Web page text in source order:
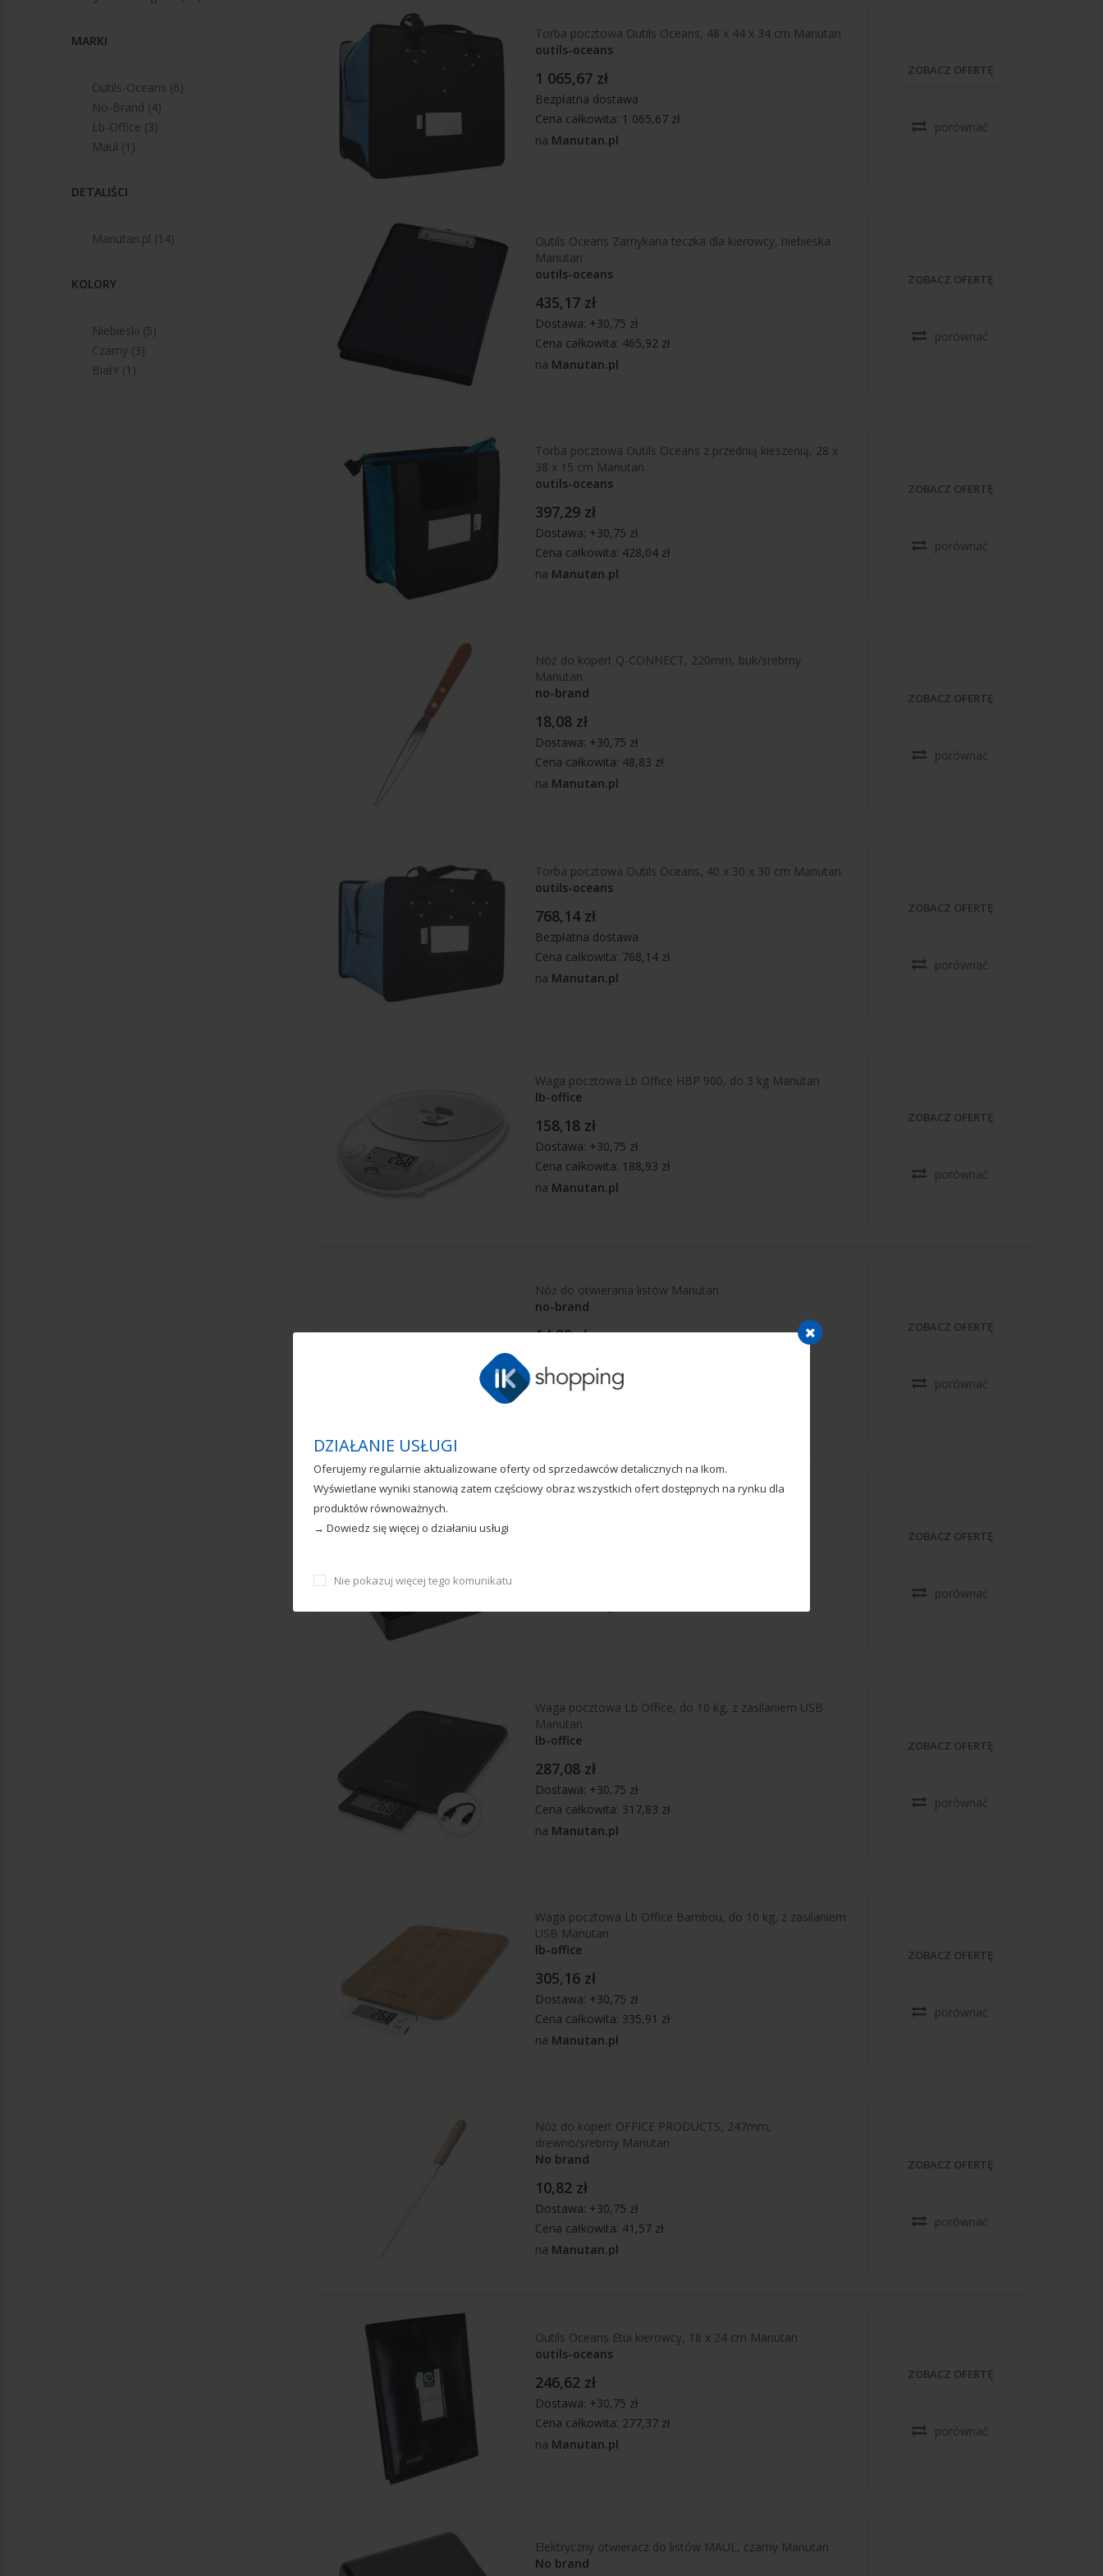
Piżamy i ubrania na co dzień
AKCESORIA DO MEBLI BIUROWYCH
Kombinerki
Pompy przenośne
AKCESORIA BIUROWE
DZIAŁANIE USŁUGI
Oferujemy regularnie aktualizowane oferty od sprzedawców detalicznych na Ikom.
Wyświetlane wyniki stanowią zatem częściowy obraz wszystkich ofert dostępnych na rynku dla
produktów równoważnych.
→ Dowiedz się więcej o działaniu usługi
Nie pokazuj więcej tego komunikatu
Torba pocztowa Outils Oceans, 48 x 44 x 34 cm Manutan
outils-oceans
1 065,67 zł
Bezpłatna dostawa
Cena całkowita: 1 065,67 zł
na Manutan.pl
ZOBACZ OFERTĘ
porównać
Outils Oceans Zamykana teczka dla kierowcy, niebieska
Manutan
outils-oceans
435,17 zł
Dostawa: +30,75 zł
Cena całkowita: 465,92 zł
na Manutan.pl
ZOBACZ OFERTĘ
porównać
Torba pocztowa Outils Oceans z przednią kieszenią, 28 x
38 x 15 cm Manutan
outils-oceans
397,29 zł
Dostawa: +30,75 zł
Cena całkowita: 428,04 zł
na Manutan.pl
ZOBACZ OFERTĘ
porównać
Nóż do kopert Q-CONNECT, 220mm, buk/srebrny
Manutan
no-brand
18,08 zł
Dostawa: +30,75 zł
Cena całkowita: 48,83 zł
na Manutan.pl
ZOBACZ OFERTĘ
porównać
Torba pocztowa Outils Oceans, 40 x 30 x 30 cm Manutan
outils-oceans
768,14 zł
Bezpłatna dostawa
Cena całkowita: 768,14 zł
na Manutan.pl
ZOBACZ OFERTĘ
porównać
Waga pocztowa Lb Office HBP 900, do 3 kg Manutan
lb-office
158,18 zł
Dostawa: +30,75 zł
Cena całkowita: 188,93 zł
na Manutan.pl
ZOBACZ OFERTĘ
porównać
Nóż do otwierania listów Manutan
no-brand
14,88 zł
Cena całkowita: 45,63 zł
ZOBACZ OFERTĘ
porównać
Elektryczny otwieracz do listów - Maul,
ZOBACZ OFERTĘ
porównać
Waga pocztowa Lb Office, do 10 kg, z zasilaniem USB
Manutan
lb-office
287,08 zł
Dostawa: +30,75 zł
Cena całkowita: 317,83 zł
na Manutan.pl
ZOBACZ OFERTĘ
porównać
Waga pocztowa Lb Office Bambou, do 10 kg, z zasilaniem
USB Manutan
lb-office
305,16 zł
Dostawa: +30,75 zł
Cena całkowita: 335,91 zł
na Manutan.pl
ZOBACZ OFERTĘ
porównać
Nóż do kopert OFFICE PRODUCTS, 247mm,
drewno/srebrny Manutan
No brand
10,82 zł
Dostawa: +30,75 zł
Cena całkowita: 41,57 zł
na Manutan.pl
ZOBACZ OFERTĘ
porównać
Outils Oceans Etui kierowcy, 18 x 24 cm Manutan
outils-oceans
246,62 zł
Dostawa: +30,75 zł
Cena całkowita: 277,37 zł
na Manutan.pl
ZOBACZ OFERTĘ
porównać
Elektryczny otwieracz do listów MAUL, czarny Manutan
No brand
MARKI
Outils-Oceans (6)
No-Brand (4)
Lb-Office (3)
Maul (1)
DETALIŚCI
Manutan.pl (14)
KOLORY
Niebieski (5)
Czarny (3)
BiałY (1)